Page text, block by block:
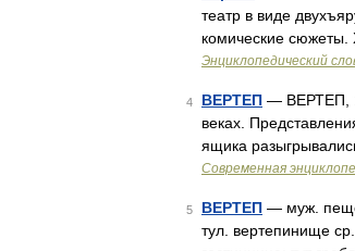
театр в виде
комические
Энциклопедический
4 ВЕРТЕП — ВЕРТЕП,
веках.
ящика
Современная
5 ВЕРТЕП — муж.
тул. вертепинище